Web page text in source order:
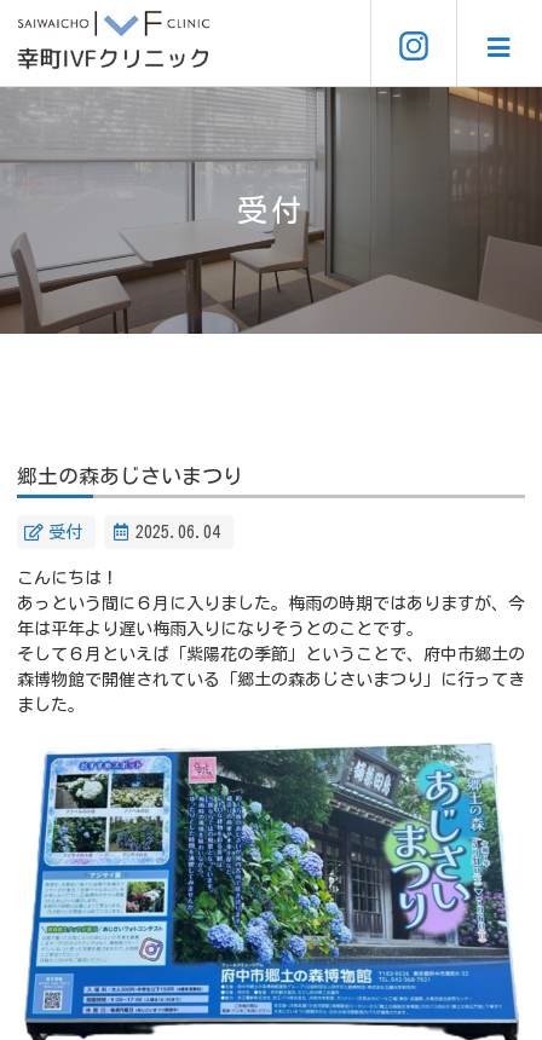
受付
郷土の森あじさいまつり
受付 2025.06.04
こんにちは！
あっという間に６月に入りました。梅雨の時期ではありますが、今
年は平年より遅い梅雨入りになりそうとのことです。
そして６月といえば「紫陽花の季節」ということで、府中市郷土の
森博物館で開催されている「郷土の森あじさいまつり」に行ってき
ました。